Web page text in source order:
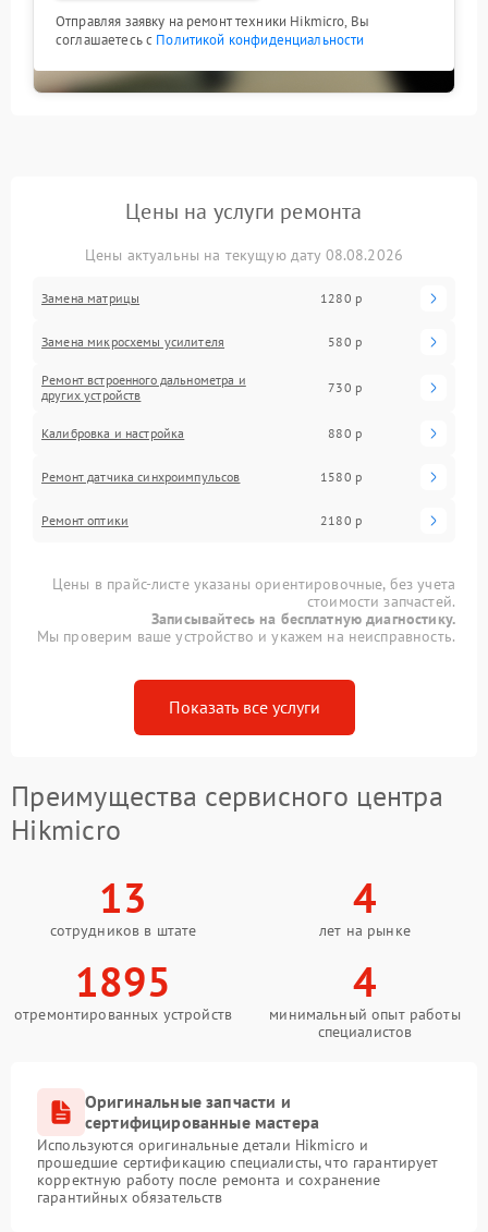
Отправляя заявку на ремонт техники Hikmicro, Вы
соглашаетесь с Политикой конфиденциальности
Цены на услуги ремонта
Цены актуальны на текущую дату 08.08.2026
Замена матрицы 1280 р
Замена микросхемы усилителя 580 р
Ремонт встроенного дальнометра и
других устройств
730 р
Калибровка и настройка 880 р
Ремонт датчика синхроимпульсов 1580 р
Ремонт оптики 2180 р
Цены в прайс-листе указаны ориентировочные, без учета
стоимости запчастей.
Записывайтесь на бесплатную диагностику.
Мы проверим ваше устройство и укажем на неисправность.
Показать все услуги
Преимущества сервисного центра
Hikmicro
13
сотрудников в штате
4
лет на рынке
1895
отремонтированных устройств
4
минимальный опыт работы
специалистов
Оригинальные запчасти и
сертифицированные мастера
Используются оригинальные детали Hikmicro и
прошедшие сертификацию специалисты, что гарантирует
корректную работу после ремонта и сохранение
гарантийных обязательств